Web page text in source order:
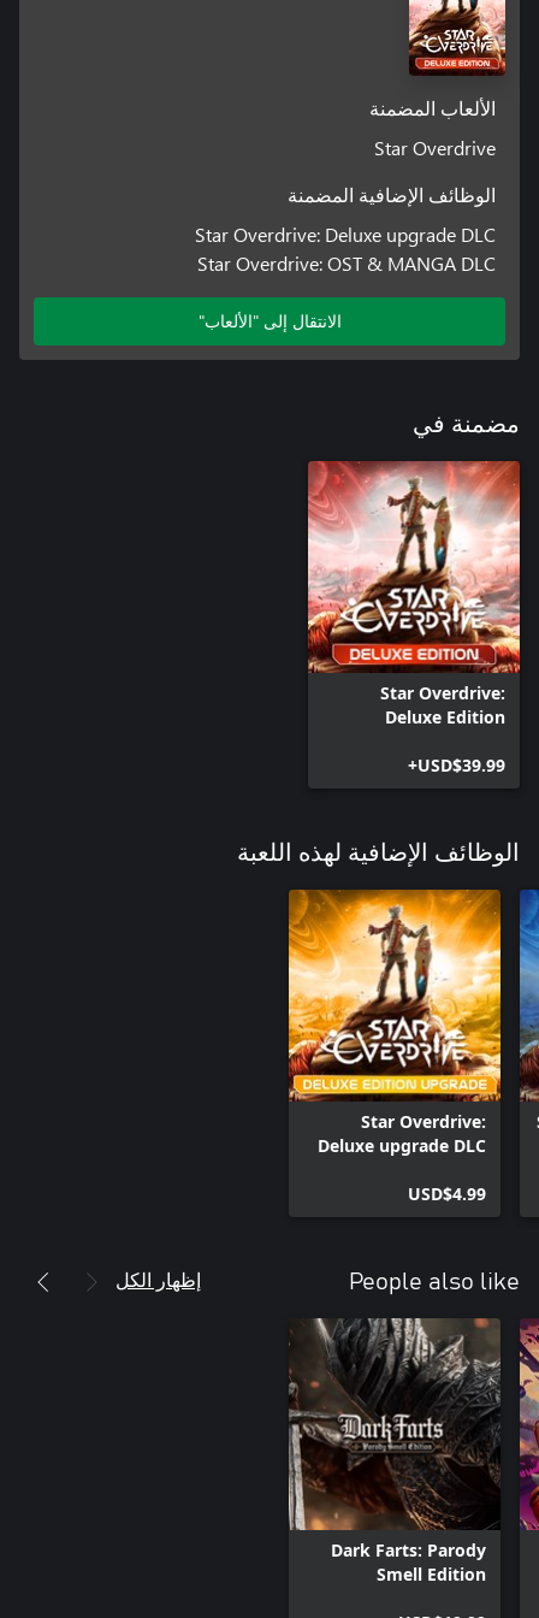
الألعاب المضمنة
Star Overdrive
الوظائف الإضافية المضمنة
Star Overdrive: Deluxe upgrade DLC
Star Overdrive: OST & MANGA DLC
الانتقال إلى "الألعاب"
مضمنة في
Star Overdrive:
Deluxe Edition
USD$39.99+
الوظائف الإضافية لهذه اللعبة
Star Overdrive:
Deluxe upgrade DLC
USD$4.99
People also like إظهار الكل
Dark Farts: Parody
Smell Edition